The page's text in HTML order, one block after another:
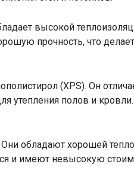
высокой
прочность, что
(XPS). Он
утепления полов и
обладают хорошей
и имеют невысокую